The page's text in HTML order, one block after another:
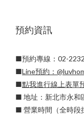
預約資訊
■預約專線：02-
■Line預約：
■點我進行線上表單
■ 地址：新北市永和
■ 營業時間（全時段